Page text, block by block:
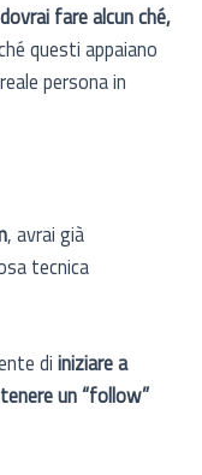
fare alcun ché,
questi appaiano
persona in
, avrai già
tecnica
di iniziare a
un “follow”